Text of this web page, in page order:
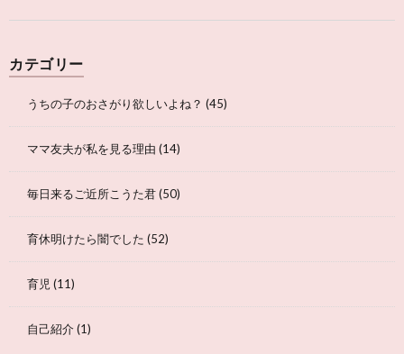
カテゴリー
うちの子のおさがり欲しいよね？ (45)
ママ友夫が私を見る理由 (14)
毎日来るご近所こうた君(50)
育休明けたら闇でした (52)
育児(11)
自己紹介(1)